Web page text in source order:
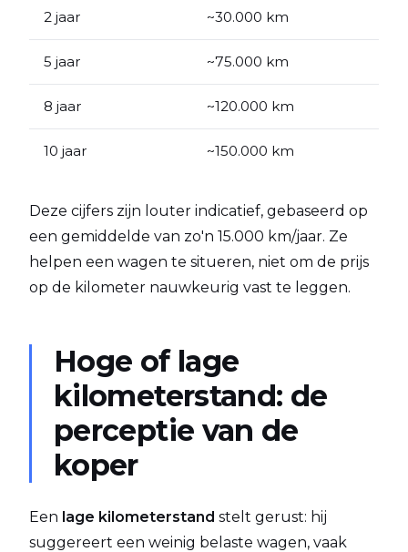
2 jaar ~30.000 km
5 jaar ~75.000 km
8 jaar ~120.000 km
10 jaar ~150.000 km
Deze cijfers zijn louter indicatief, gebaseerd op
een gemiddelde van zo'n 15.000 km/jaar. Ze
helpen een wagen te situeren, niet om de prijs
op de kilometer nauwkeurig vast te leggen.
Hoge of lage
kilometerstand: de
perceptie van de
koper
Een lage kilometerstand stelt gerust: hij
suggereert een weinig belaste wagen, vaak